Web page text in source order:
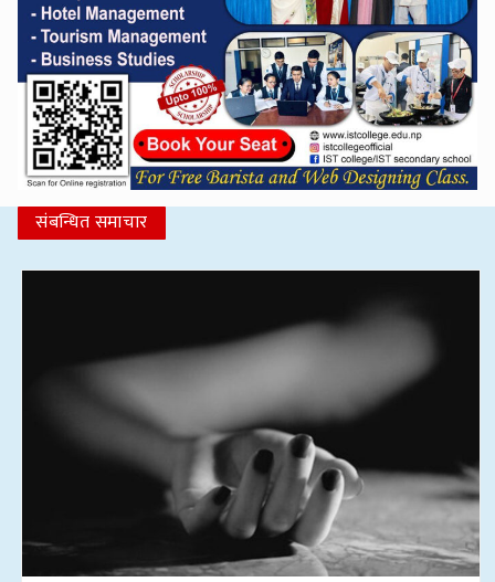
संबन्धित समाचार